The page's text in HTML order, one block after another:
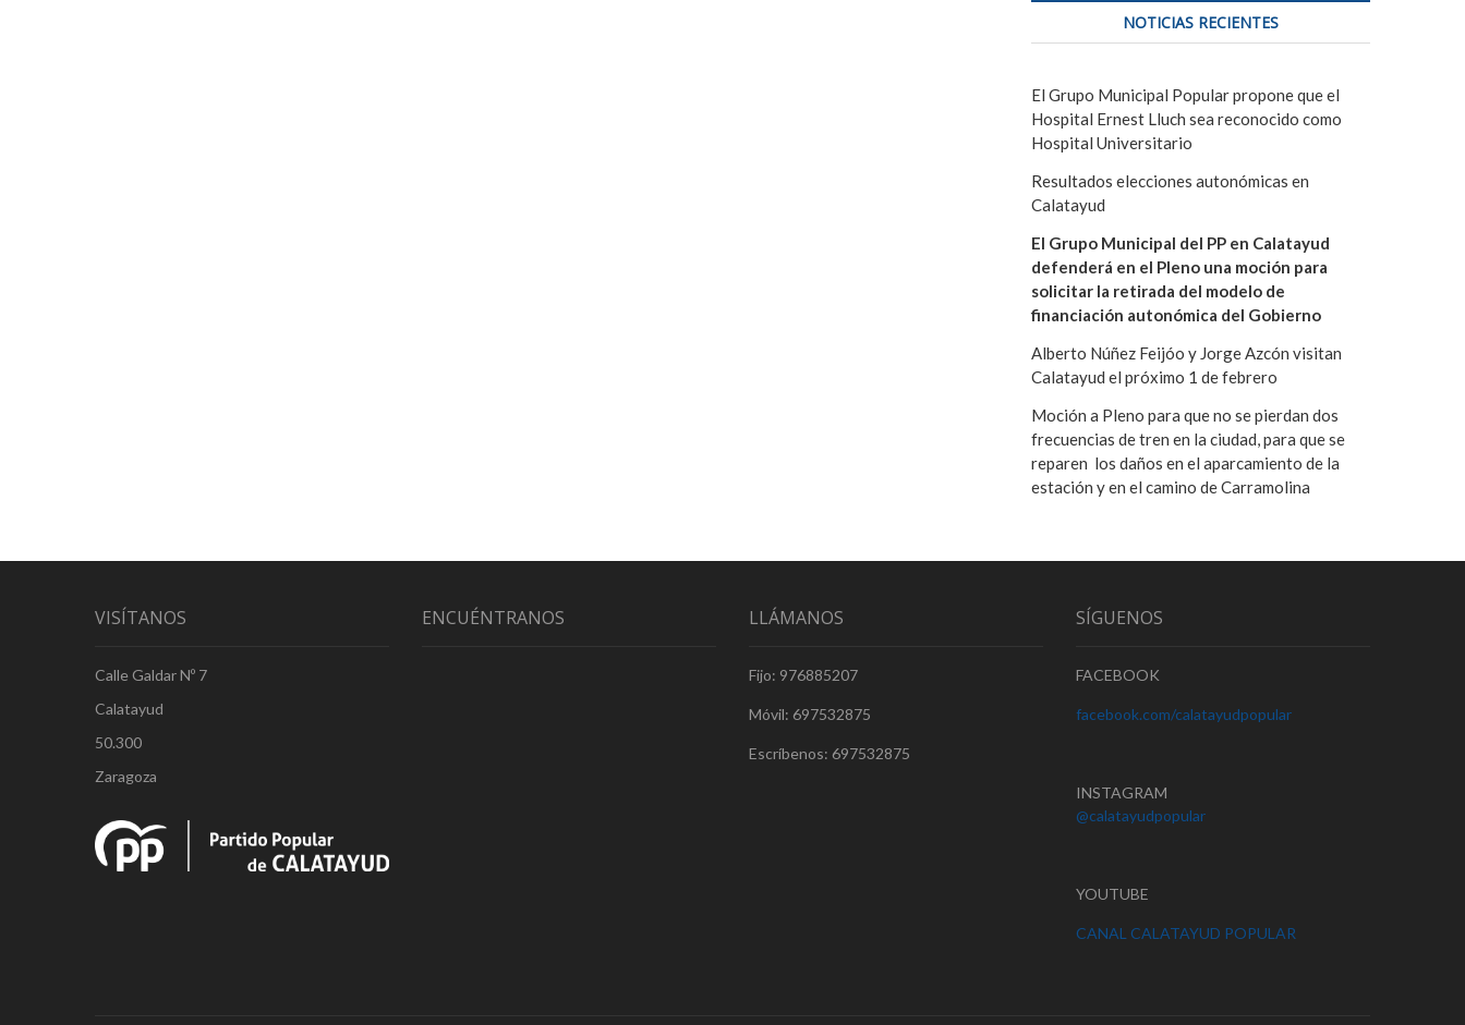
NOTICIAS RECIENTES
El Grupo Municipal Popular propone que el
Hospital Ernest Lluch sea reconocido como
Hospital Universitario
Resultados elecciones autonómicas en
Calatayud
El Grupo Municipal del PP en Calatayud
defenderá en el Pleno una moción para
solicitar la retirada del modelo de
financiación autonómica del Gobierno
Alberto Núñez Feijóo y Jorge Azcón visitan
Calatayud el próximo 1 de febrero
Moción a Pleno para que no se pierdan dos
frecuencias de tren en la ciudad, para que se
reparen los daños en el aparcamiento de la
estación y en el camino de Carramolina
VISÍTANOS
Calle Galdar Nº 7
Calatayud
50.300
Zaragoza
ENCUÉNTRANOS LLÁMANOS
Fijo: 976885207
Móvil: 697532875
Escríbenos: 697532875
SÍGUENOS
FACEBOOK
facebook.com/calatayudpopular
INSTAGRAM
@calatayudpopular
YOUTUBE
CANAL CALATAYUD POPULAR